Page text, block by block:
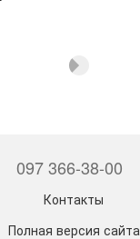
097 366-38-00
Контакты
Полная версия сайта